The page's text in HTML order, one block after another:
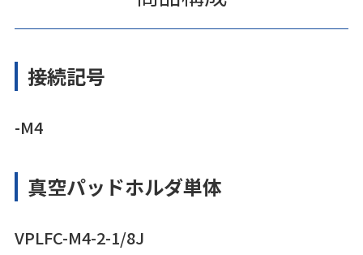
接続記号
-M4
真空パッドホルダ単体
VPLFC-M4-2-1/8J